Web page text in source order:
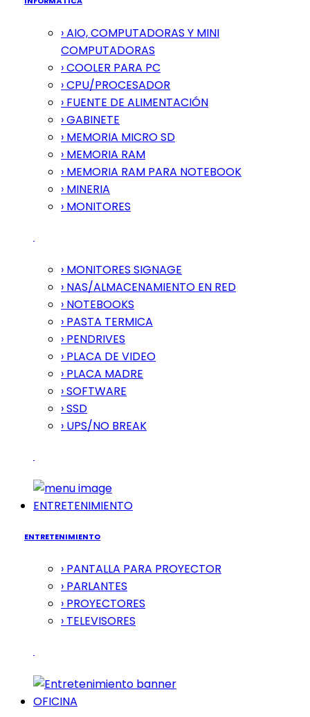
› AIO, COMPUTADORAS Y MINI
COMPUTADORAS
› COOLER PARA PC
› CPU/PROCESADOR
› FUENTE DE ALIMENTACIÓN
› GABINETE
› MEMORIA MICRO SD
› MEMORIA RAM
› MEMORIA RAM PARA NOTEBOOK
› MINERIA
› MONITORES
› MONITORES SIGNAGE
› NAS/ALMACENAMIENTO EN RED
› NOTEBOOKS
› PASTA TERMICA
› PENDRIVES
› PLACA DE VIDEO
› PLACA MADRE
› SOFTWARE
› SSD
› UPS/NO BREAK
ENTRETENIMIENTO
ENTRETENIMIENTO
› PANTALLA PARA PROYECTOR
› PARLANTES
› PROYECTORES
› TELEVISORES
OFICINA